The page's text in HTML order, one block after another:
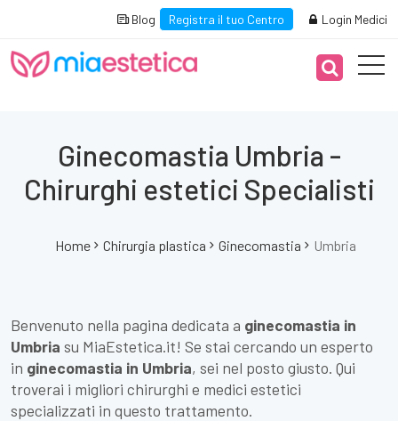
Blog Registra il tuo Centro Login Medici
Ginecomastia Umbria -
Chirurghi estetici Specialisti
Home Chirurgia plastica Ginecomastia Umbria
Benvenuto nella pagina dedicata a ginecomastia in
Umbria su MiaEstetica.it! Se stai cercando un esperto
in ginecomastia in Umbria, sei nel posto giusto. Qui
troverai i migliori chirurghi e medici estetici
specializzati in questo trattamento.